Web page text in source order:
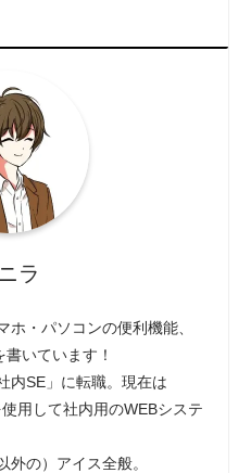
ラ
・パソコンの便利機能、
いています！
SE」に転職。現在は
用して社内用のWEBシステ
の）アイス全般。